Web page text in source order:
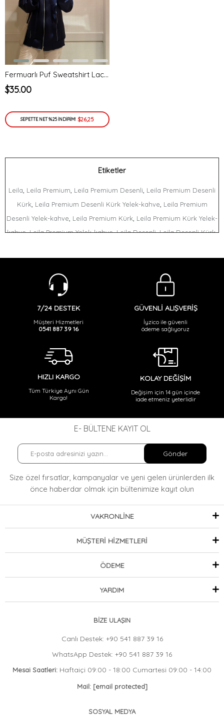
Fermuarlı Puf Sweatshirt Lacivert
$35.00
SEPETTE NET %25 İNDİRİM! $26,25
Etiketler
Leila, Leila Premium, Leila Premium Desenli, Leila Premium Desenli
Kürk, Leila Premium Desenli Kürk Yelek-kahve, Leila Premium
Desenli Yelek-kahve, Leila Premium Kürk, Leila Premium Kürk Yelek-
kahve, Leila Premium Yelek-kahve, Leila Desenli, Leila Desenli Kürk,
Kürk, Leila Kürk Yelek-kahve, Leila Yelek-kahve, Premium, Premium
Premium Desenli Kürk Premium Desenli Kürk Yelek-kahve
Premium Desenli Yelek-kahve
Premium Kürk Yelek-
Desenli Kürk
Desenli Kürk
Kürk Yelek-kahve
7/24 DESTEK
Müşteri Hizmetleri
0541 887 39 16
GÜVENLİ ALIŞVERİŞ
İyzico ile güvenli
ödeme sağlıyoruz
HIZLI KARGO
Tüm Türkiye Aynı Gün
Kargo!
KOLAY DEĞİŞİM
Değişim için 14 gün içinde
iade etmeniz yeterlidir
E- BÜLTENE KAYIT OL
Gönder
Size özel fırsatlar, kampanyalar ve yeni gelen ürünlerden ilk
önce haberdar olmak için bültenimize kayıt olun
VAKRONLİNE
MÜŞTERİ HİZMETLERİ
ÖDEME
YARDIM
BİZE ULAŞIN
Canlı Destek: +90 541 887 39 16
WhatsApp Destek: +90 541 887 39 16
Mesai Saatleri: Haftaiçi 09:00 - 18:00 Cumartesi 09:00 - 14:00
Mail: [email protected]
SOSYAL MEDYA